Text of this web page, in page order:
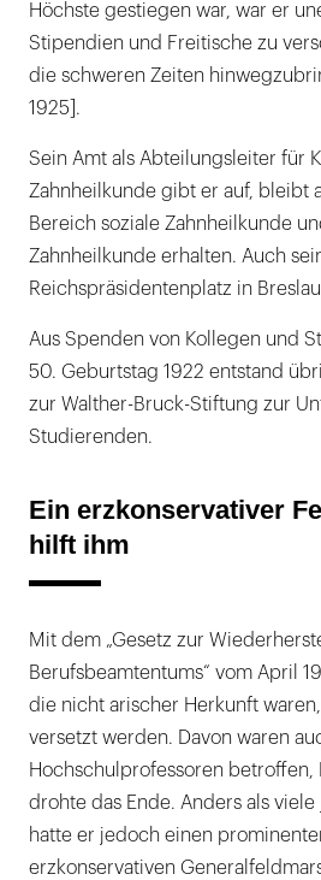
Höchste gestiegen war, war er
Stipendien und Freitische zu
die schweren Zeiten
1925].
Sein Amt als Abteilungsleiter für
Zahnheilkunde gibt er auf, bleibt
Bereich soziale Zahnheilkunde
Zahnheilkunde erhalten. Auch
Reichspräsidentenplatz in
Aus Spenden von Kollegen und
50. Geburtstag 1922 entstand
zur Walther-Bruck-Stiftung zur
Studierenden.
Ein erzkonservativer
hilft ihm
Mit dem „Gesetz zur
Berufsbeamtentums“ vom April
die nicht arischer Herkunft
versetzt werden. Davon waren
Hochschulprofessoren betroffen,
drohte das Ende. Anders als
hatte er jedoch einen
erzkonservativen